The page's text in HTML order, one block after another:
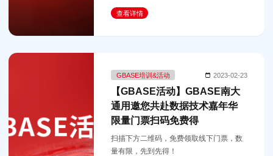
《信创分布式数据库多级缓存应用研究》
等多项创新成果通过专委会验收。
查看详情
GBASE培训&活动 2023-02-23
【GBASE活动】GBASE南大
通用邀您共赴数据技术嘉年华
限量门票扫码免费得
扫描下方二维码，免费领取线下门票，数
量有限，先到先得！